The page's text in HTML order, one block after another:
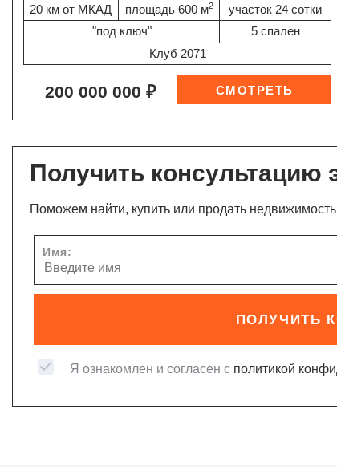
20 км от МКАД
площадь 600 м2
участок 24 сотки
"под ключ"
5 спален
Клуб 2071
200 000 000 ₽
Получить консультацию
Поможем найти, купить или продать недвижимость
Имя:
ПОЛУЧИТЬ
Я ознакомлен и согласен с политикой